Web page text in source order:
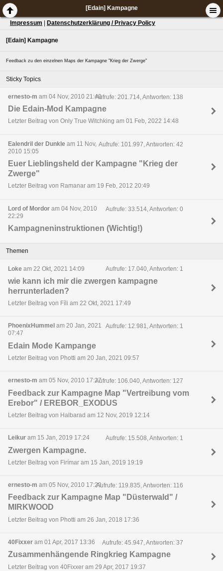
[Edain] Kampagne
Impressum Datenschutzerklärung / Privacy Policy
[Edain] Kampagne
Feedback zu den einzelnen Maps der Kampagne "Krieg der Zwerge"
Sticky Topics
ernesto-m am 04 Nov, 2010 21:40Aufrufe: 201.714, Antworten: 138
Die Edain-Mod Kampagne
Letzter Beitrag von Only True Witchking am 01 Feb, 2022 14:48
Ealendril der Dunkle am 11 Nov,
2010 15:05
Aufrufe: 101.997, Antworten: 42
Euer Lieblingsheld der Kampagne "Krieg der
Zwerge"
Letzter Beitrag von Ramanar am 19 Feb, 2012 20:49
Lord of Mordor am 04 Nov, 2010
22:29
Aufrufe: 33.514, Antworten: 0
Kampagneninstruktionen (Wichtig!)
Themen
Loke am 22 Okt, 2021 14:09 Aufrufe: 17.040, Antworten: 1
wie kann ich mir die zwergen kampagne
herrunterladen?
Letzter Beitrag von Fíli am 22 Okt, 2021 17:49
PhoenixHummel am 20 Jan, 2021
07:47
Aufrufe: 12.981, Antworten: 1
Edain Mode Kampange
Letzter Beitrag von Photti am 20 Jan, 2021 09:57
ernesto-m am 05 Nov, 2010 17:27Aufrufe: 106.040, Antworten: 127
Feedback zur Kampagne Map "Vertreibung vom
Erebor" / EREBOR_EXODUS
Letzter Beitrag von Halbarad am 12 Nov, 2019 12:14
Leikur am 15 Jan, 2019 17:24 Aufrufe: 15.508, Antworten: 1
Zwergen Kampagne.
Letzter Beitrag von Firímar am 15 Jan, 2019 19:19
ernesto-m am 05 Nov, 2010 17:29Aufrufe: 119.835, Antworten: 116
Feedback zur Kampagne Map "Düsterwald" /
MIRKWOOD
Letzter Beitrag von Photti am 26 Jan, 2018 17:36
40Fixxer am 01 Apr, 2017 13:36 Aufrufe: 45.947, Antworten: 37
Zusammenhängende Ringkrieg Kampagne
Letzter Beitrag von 40Fixxer am 29 Apr, 2017 19:37